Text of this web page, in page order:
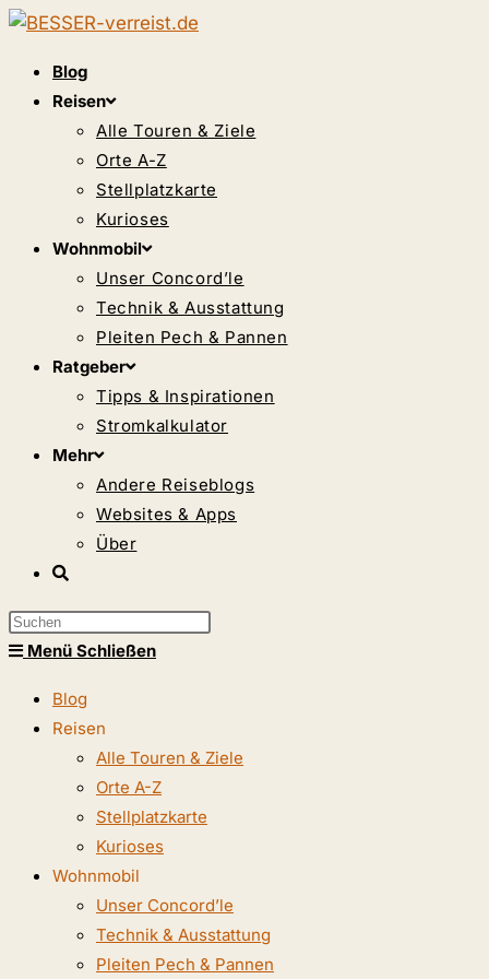
Zum
springen
Blog
Reisen
Alle Touren & Ziele
Orte A-Z
Stellplatzkarte
Kurioses
Wohnmobil
Unser Concord’le
Technik & Ausstattung
Pleiten Pech & Pannen
Ratgeber
Tipps & Inspirationen
Stromkalkulator
Mehr
Andere Reiseblogs
Websites & Apps
Über
Website-
umschalten
Press
search
Menü Schließen
Blog
Reisen
Alle Touren & Ziele
Orte A-Z
Stellplatzkarte
Kurioses
Wohnmobil
Unser Concord’le
Technik & Ausstattung
Pleiten Pech & Pannen